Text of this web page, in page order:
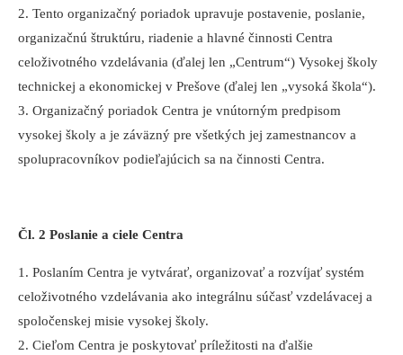
2. Tento organizačný poriadok upravuje postavenie, poslanie,
organizačnú štruktúru, riadenie a hlavné činnosti Centra
celoživotného vzdelávania (ďalej len „Centrum“) Vysokej školy
technickej a ekonomickej v Prešove (ďalej len „vysoká škola“).
3. Organizačný poriadok Centra je vnútorným predpisom
vysokej školy a je záväzný pre všetkých jej zamestnancov a
spolupracovníkov podieľajúcich sa na činnosti Centra.
Čl. 2 Poslanie a ciele Centra
1. Poslaním Centra je vytvárať, organizovať a rozvíjať systém
celoživotného vzdelávania ako integrálnu súčasť vzdelávacej a
spoločenskej misie vysokej školy.
2. Cieľom Centra je poskytovať príležitosti na ďalšie